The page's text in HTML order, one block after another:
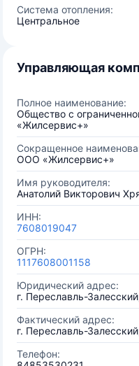
Система отопления:
Центральное
Управляющая
Полное наименование:
Общество с
«Жилсервис+»
Сокращенное
ООО «Жилсервис+»
Имя руководителя:
Анатолий Викторович
ИНН:
7608019047
ОГРН:
1117608001158
Юридический адрес:
г. Переславль-
Фактический адрес:
г. Переславль-
Телефон: